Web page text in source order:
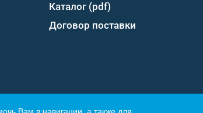
Каталог (pdf)
Договор поставки
Вам в навигации, а также для